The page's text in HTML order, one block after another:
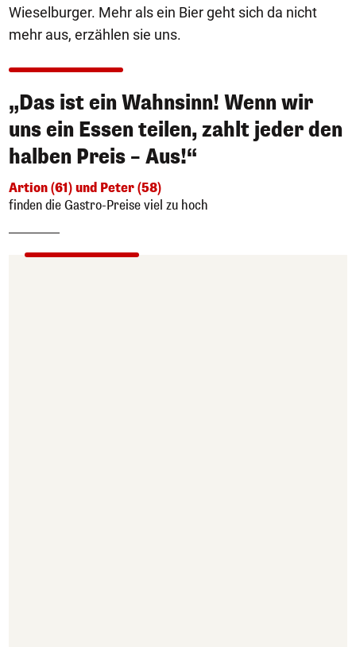
Wieselburger. Mehr als ein Bier geht sich da nicht
mehr aus, erzählen sie uns.
„Das ist ein Wahnsinn! Wenn wir
uns ein Essen teilen, zahlt jeder den
halben Preis – Aus!“
Artion (61) und Peter (58)
finden die Gastro-Preise viel zu hoch